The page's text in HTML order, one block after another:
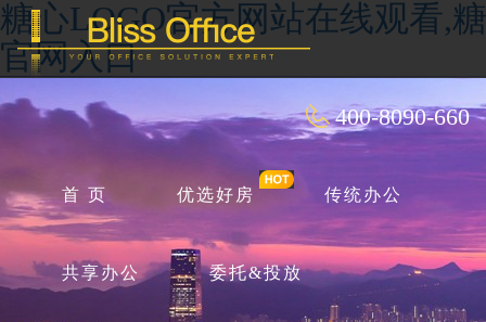
糖心LOGO官方网站在线观看,
官网入口
400-8090-660
首 页 优选好房 传统办公
共享办公 委托&投放